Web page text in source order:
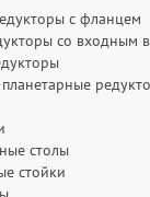
с фланцем
со входным
столы
стойки